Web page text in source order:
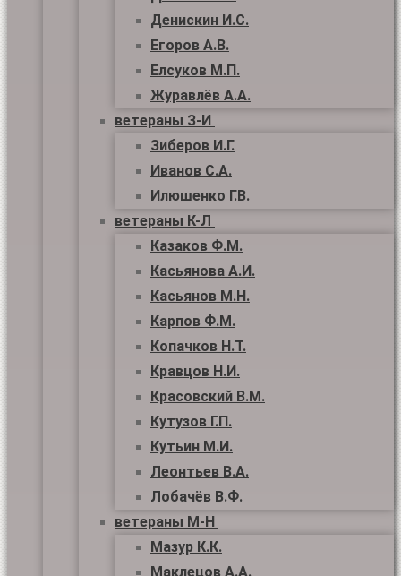
Денискин И.С.
Егоров А.В.
Елсуков М.П.
Журавлёв А.А.
ветераны З-И
Зиберов И.Г.
Иванов С.А.
Илюшенко Г.В.
ветераны К-Л
Казаков Ф.М.
Касьянова А.И.
Касьянов М.Н.
Карпов Ф.М.
Копачков Н.Т.
Кравцов Н.И.
Красовский В.М.
Кутузов Г.П.
Кутьин М.И.
Леонтьев В.А.
Лобачёв В.Ф.
ветераны М-Н
Мазур К.К.
Маклецов А.А.